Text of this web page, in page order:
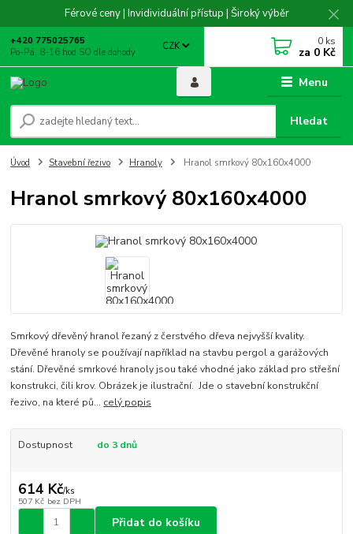
Férové ceny | Invidividuální přístup | Široký výběr
Menu
CZK
Hledat
+420 775025765
Po-Pá, 8-16 hod SO dle dohody
0 ks
za 0 Kč
Úvod Stavební řezivo Hranoly Hranol smrkový 80x160x4000
Hranol smrkový 80x160x4000
Smrkový dřevěný hranol řezaný z čerstvého dřeva nejvyšší kvality.
Dřevěné hranoly se používají například na stavbu pergol a garážových
stání. Dřevěné smrkové hranoly jsou také vhodné jako základ pro střešní
konstrukci, čili krov. Obrázek je ilustrační. Jde o stavební konstrukční
řezivo, na které pů... celý popis
Dostupnost do 3 dnů
614 Kč/ks
507 Kč bez DPH
Přidat do košíku